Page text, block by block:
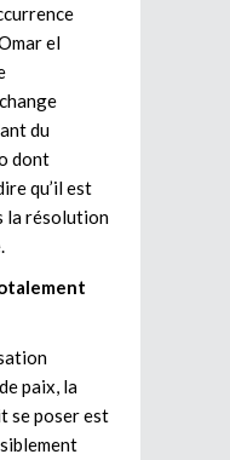
el
du
dont
qu’il est
la résolution
paix, la
se poser est